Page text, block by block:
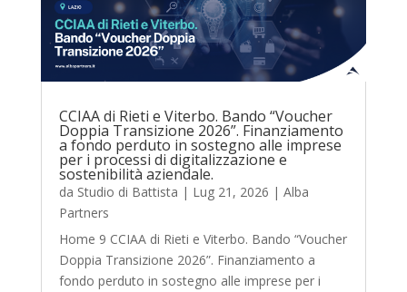
CCIAA di Rieti e Viterbo. Bando “Voucher
Doppia Transizione 2026”. Finanziamento
a fondo perduto in sostegno alle imprese
per i processi di digitalizzazione e
sostenibilità aziendale.
da Studio di Battista | Lug 21, 2026 | Alba
Partners
Home 9 CCIAA di Rieti e Viterbo. Bando “Voucher
Doppia Transizione 2026”. Finanziamento a
fondo perduto in sostegno alle imprese per i